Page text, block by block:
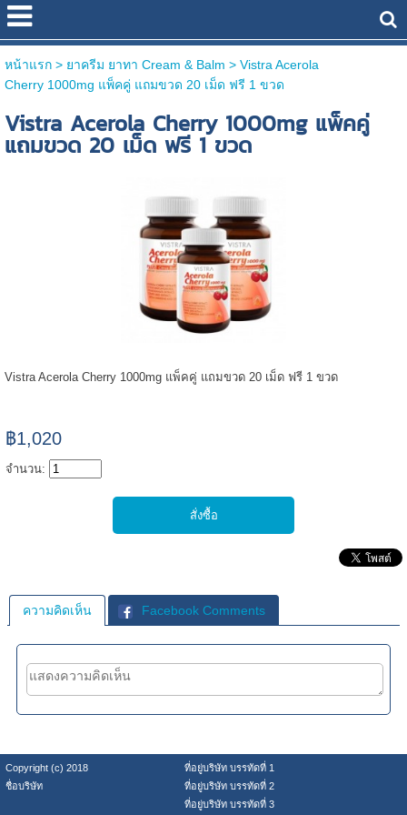
หน้าแรก> ยาครีม ยาทา Cream & Balm > Vistra Acerola
Cherry 1000mg แพ็คคู่ แถมขวด 20 เม็ด ฟรี 1 ขวด
Vistra Acerola Cherry 1000mg แพ็คคู่
แถมขวด 20 เม็ด ฟรี 1 ขวด
Vistra Acerola Cherry 1000mg แพ็คคู่ แถมขวด 20 เม็ด ฟรี 1 ขวด
฿1,020
จำนวน:
ความคิดเห็น Facebook Comments
Copyright (c) 2018
ที่อยู่บริษัท บรรทัดที่ 1
ชื่อบริษัท
ที่อยู่บริษัท บรรทัดที่ 2
ที่อยู่บริษัท บรรทัดที่ 3